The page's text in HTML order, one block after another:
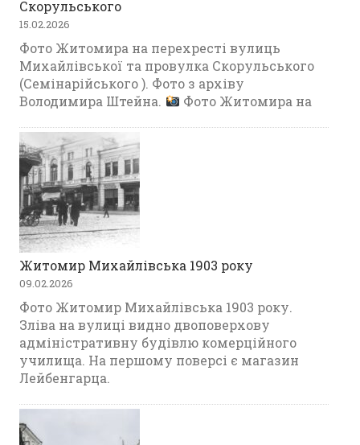
Скорульського
15.02.2026
Фото Житомира на перехресті вулиць
Михайлівської та провулка Скорульського
(Семінарійського ). Фото з архіву
Володимира Штейна.
Фото Житомира на
Житомир Михайлівська 1903 року
09.02.2026
Фото Житомир Михайлівська 1903 року.
Зліва на вулиці видно двоповерхову
адміністративну будівлю комерційного
училища. На першому поверсі є магазин
Лейбенгарца.